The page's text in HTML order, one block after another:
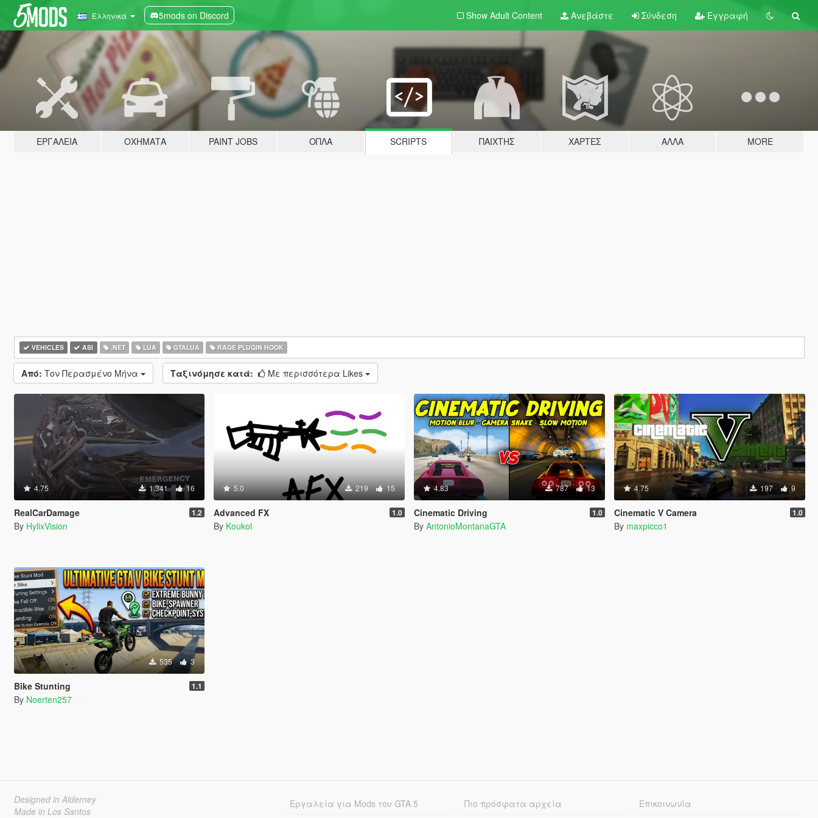
Ελληνικά 5mods on Discord Show Adult Content Ανεβάστε Σύνδεση Εγγραφή
ΕΡΓΑΛΕΊΑ ΟΧΉΜΑΤΑ PAINT JOBS ΌΠΛΑ SCRIPTS ΠΑΊΧΤΗΣ ΧΆΡΤΕΣ ΆΛΛΑ MORE
VEHICLES ASI .NET LUA GTALUA RAGE PLUGIN HOOK
Από: Τον Περασμένο Μήνα Ταξινόμησε κατά: Με περισσότερα Likes
4.75 1.341 16
RealCarDamage 1.2
By HylixVision
5.0 219 15
Advanced FX 1.0
By Koukol
4.83 787 13
Cinematic Driving 1.0
By AntonioMontanaGTA
4.75 197 9
Cinematic V Camera 1.0
By maxpicco1
535 3
Bike Stunting 1.1
By Noerten257
Designed in Alderney
Made in Los Santos
Εργαλεία για Mods του GTA 5 Πιο πρόσφατα αρχεία Επικοινωνία